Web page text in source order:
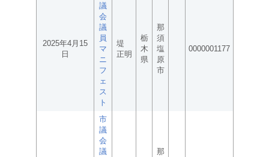
2025年4月15
日
議
会
議
員
マ
ニ
フ
ェ
ス
ト
堤
正明
栃
木
県
那
須
塩
原
市
0000001177
市
議
会
議
那